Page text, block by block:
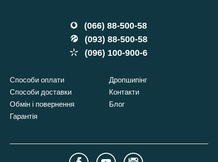
(066) 88-500-58
(093) 88-500-58
(096) 100-900-6
Способи оплати
Способи доставки
Обмін і повернення
Гарантія
Дропшипінг
Контакти
Блог